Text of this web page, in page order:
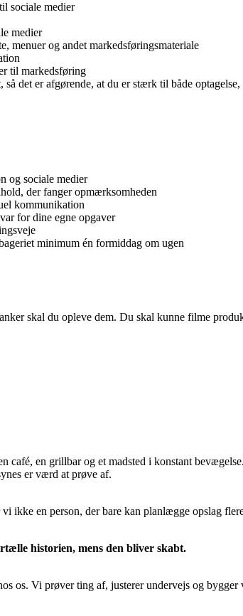
sociale medier
medier
menuer og andet markedsføringsmateriale
til markedsføring
det er afgørende, at du er stærk til både
og sociale medier
der fanger opmærksomheden
kommunikation
for dine egne opgaver
minimum én formiddag om ugen
skal du opleve dem. Du skal kunne filme
café, en grillbar og et madsted i konstant
er værd at prøve af.
ikke en person, der bare kan planlægge opslag
historien, mens den bliver skabt.
os. Vi prøver ting af, justerer undervejs og